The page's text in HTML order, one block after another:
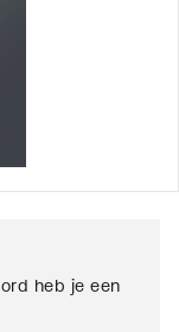
heb je een